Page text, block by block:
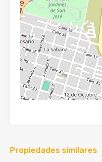
Propiedades similares